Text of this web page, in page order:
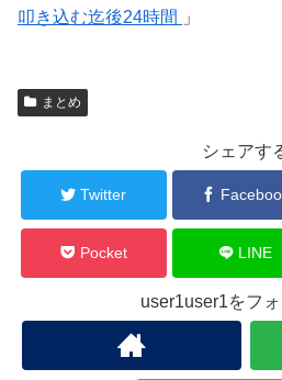
叩き込む迄後24時間
まとめ
シェアす
Twitter
Pocket LINE
user1user1をフ